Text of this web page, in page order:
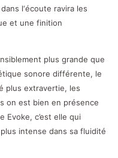
l‘écoute ravira les
et une finition
plus grande que
sonore différente, le
plus extravertie, les
on est bien en présence
Evoke, c’est elle qui
intense dans sa fluidité